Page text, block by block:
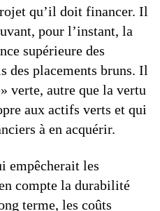
qu’il doit financer. Il
pour l’instant, la
supérieure des
des placements bruns. Il
verte, autre que la vertu
aux actifs verts et qui
à en acquérir.
empêcherait les
compte la durabilité
terme, les coûts